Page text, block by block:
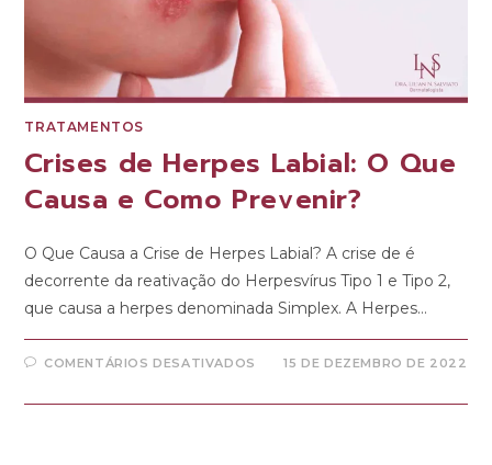
TRATAMENTOS
Crises de Herpes Labial: O Que
Causa e Como Prevenir?
O Que Causa a Crise de Herpes Labial? A crise de é
decorrente da reativação do Herpesvírus Tipo 1 e Tipo 2,
que causa a herpes denominada Simplex. A Herpes…
COMENTÁRIOS DESATIVADOS 15 DE DEZEMBRO DE 2022